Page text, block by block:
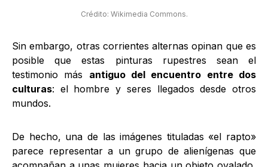
Crédito: Wikimedia Commons.
Sin embargo, otras corrientes alternas opinan que es
posible que estas pinturas rupestres sean el
testimonio más antiguo del encuentro entre dos
culturas: el hombre y seres llegados desde otros
mundos.
De hecho, una de las imágenes tituladas «el rapto»
parece representar a un grupo de alienígenas que